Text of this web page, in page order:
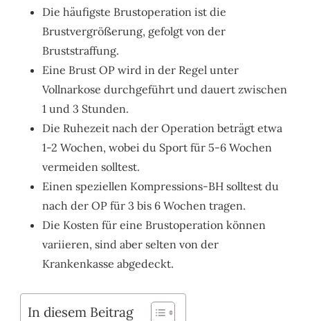
Die häufigste Brustoperation ist die
Brustvergrößerung, gefolgt von der
Bruststraffung.
Eine Brust OP wird in der Regel unter
Vollnarkose durchgeführt und dauert zwischen
1 und 3 Stunden.
Die Ruhezeit nach der Operation beträgt etwa
1-2 Wochen, wobei du Sport für 5-6 Wochen
vermeiden solltest.
Einen speziellen Kompressions-BH solltest du
nach der OP für 3 bis 6 Wochen tragen.
Die Kosten für eine Brustoperation können
variieren, sind aber selten von der
Krankenkasse abgedeckt.
In diesem Beitrag